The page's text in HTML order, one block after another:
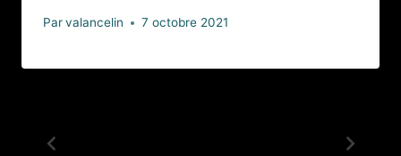
Parvalancelin 7 octobre 2021